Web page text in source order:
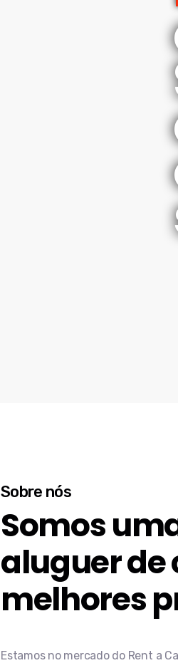
Sobre nós
Somos
aluguer de
melhores
Estamos no mercado do Rent a